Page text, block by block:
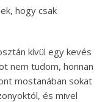
hogy csak
kívül egy kevés
nem tudom, honnan
mostanában sokat
és mivel